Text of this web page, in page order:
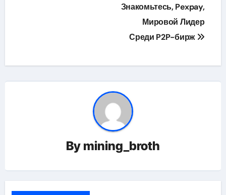
Знакомьтесь, Pexpay,
Мировой Лидер
Среди P2P-бирж
By mining_broth